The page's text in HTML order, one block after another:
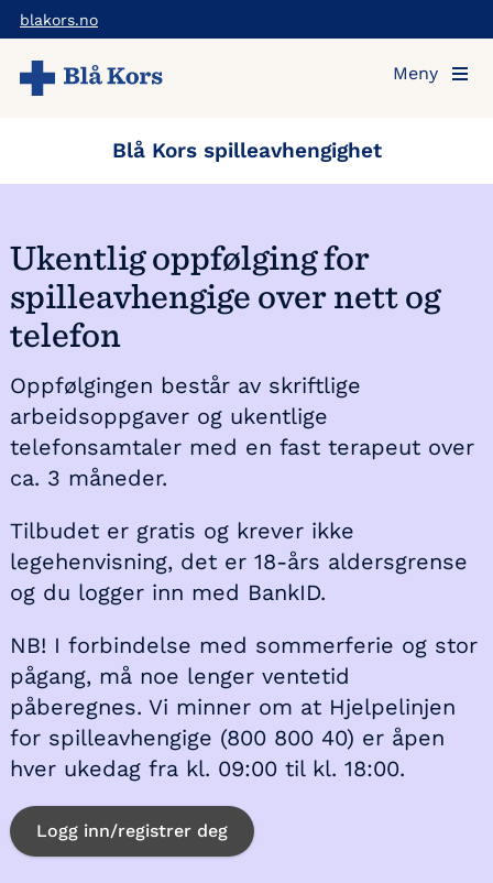
Hopp
til
hovedinnholdet
blakors.no
Meny
Blå Kors spilleavhengighet
Ukentlig oppfølging for
spilleavhengige over nett og
telefon
Oppfølgingen består av skriftlige
arbeidsoppgaver og ukentlige
telefonsamtaler med en fast terapeut over
ca. 3 måneder.
Tilbudet er gratis og krever ikke
legehenvisning, det er 18-års aldersgrense
og du logger inn med BankID.
NB! I forbindelse med sommerferie og stor
pågang, må noe lenger ventetid
påberegnes. Vi minner om at Hjelpelinjen
for spilleavhengige (800 800 40) er åpen
hver ukedag fra kl. 09:00 til kl. 18:00.
Logg inn/registrer deg